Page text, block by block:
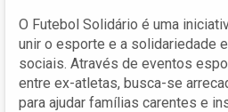
O Futebol Solidário é uma
unir o esporte e a solidariedade
sociais. Através de eventos
entre ex-atletas, busca-se
para ajudar famílias carentes e